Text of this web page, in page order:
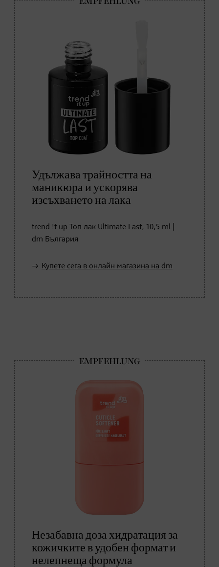
Удължава трайността на
маникюра и ускорява
изсъхването на лака
trend !t up Топ лак Ultimate Last, 10,5 ml |
dm България
Купете сега в онлайн магазина на dm
Незабавна доза хидратация за
кожичките в удобен формат и
нелепнеща формула